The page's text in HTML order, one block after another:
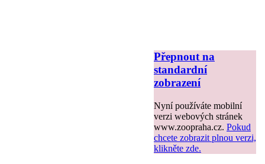
Přepnout na
standardní
zobrazení
Nyní používáte mobilní
verzi webových stránek
www.zoopraha.cz. Pokud
chcete zobrazit plnou verzi,
klikněte zde.